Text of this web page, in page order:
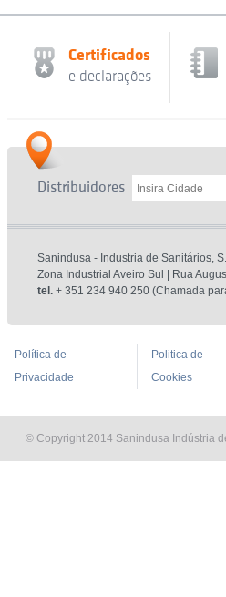
Certificados
e declarações
Distribuidores
Sanindusa - Industria de Sanitários,
Zona Industrial Aveiro Sul | Rua
tel. + 351 234 940 250 (Chamada
Política de
Privacidade
Politica de
Cookies
© Copyright 2014 Sanindusa Indústria